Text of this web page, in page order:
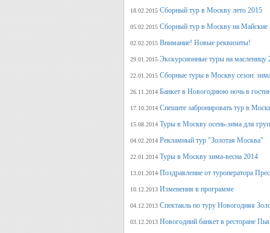
18.02.2015 Сборный тур в Москву лето 2015
05.02.2015 Сборный тур в Москву на Майские
02.02.2015 Внимание! Новые реквизиты!
29.01.2015 Экскурсионные туры на масленицу
22.01.2015 Сборные туры в Москву сезон:
26.11.2014 Банкет в Новогоднюю ночь в
17.10.2014 Спешите забронировать тур в
15.08.2014 Туры в Москву осень-зима для
04.02.2014 Рекламный тур "Золотая Москва"
22.01.2014 Туры в Москву зима-весна 2014
13.01.2014 Поздравление от туроператора
10.12.2013 Изменения в программе
04.12.2013 Спектакль по туру Новогодняя
03.12.2013 Новогодний банкет в ресторане